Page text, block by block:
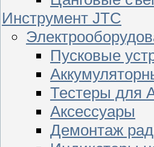
Инструмент JTC
Пусковые
Тестеры для
Аксессуары
Демонтаж